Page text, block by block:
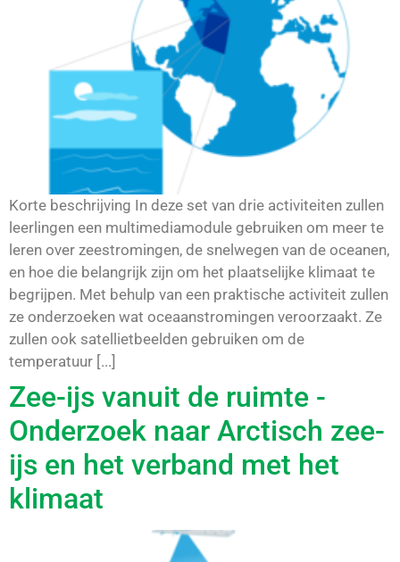
Korte beschrijving In deze set van drie activiteiten zullen
leerlingen een multimediamodule gebruiken om meer te
leren over zeestromingen, de snelwegen van de oceanen,
en hoe die belangrijk zijn om het plaatselijke klimaat te
begrijpen. Met behulp van een praktische activiteit zullen
ze onderzoeken wat oceaanstromingen veroorzaakt. Ze
zullen ook satellietbeelden gebruiken om de
temperatuur [...]
Zee-ijs vanuit de ruimte -
Onderzoek naar Arctisch zee-
ijs en het verband met het
klimaat